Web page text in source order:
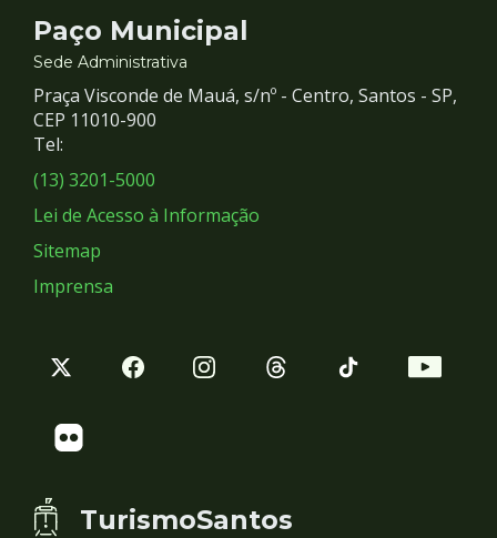
Contato
e
Redes
Sociais
Paço Municipal
Sede Administrativa
Praça Visconde de Mauá, s/nº - Centro, Santos - SP,
CEP 11010-900
Tel:
(13) 3201-5000
Lei de Acesso à Informação
Sitemap
Imprensa
TurismoSantos